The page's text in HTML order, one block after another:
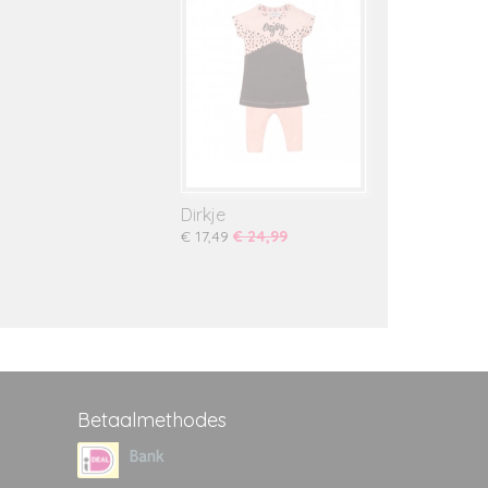
Dirkje
€ 17,49 € 24,99
Betaalmethodes